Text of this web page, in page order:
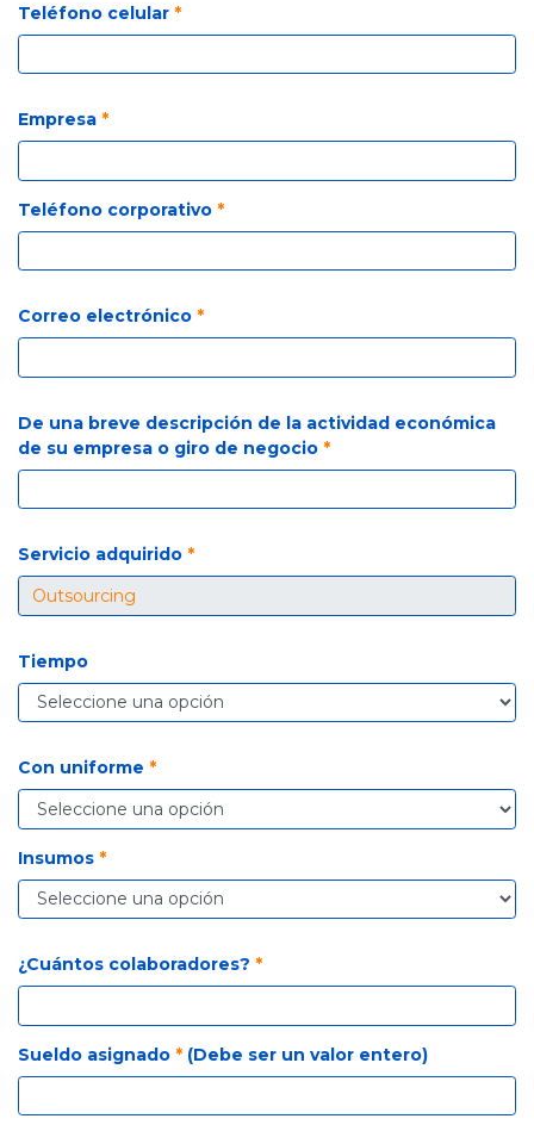
Teléfono celular *
Empresa *
Teléfono corporativo *
Correo electrónico *
De una breve descripción de la actividad económica
de su empresa o giro de negocio *
Servicio adquirido *
Tiempo
Con uniforme *
Insumos *
¿Cuántos colaboradores? *
Sueldo asignado * (Debe ser un valor entero)